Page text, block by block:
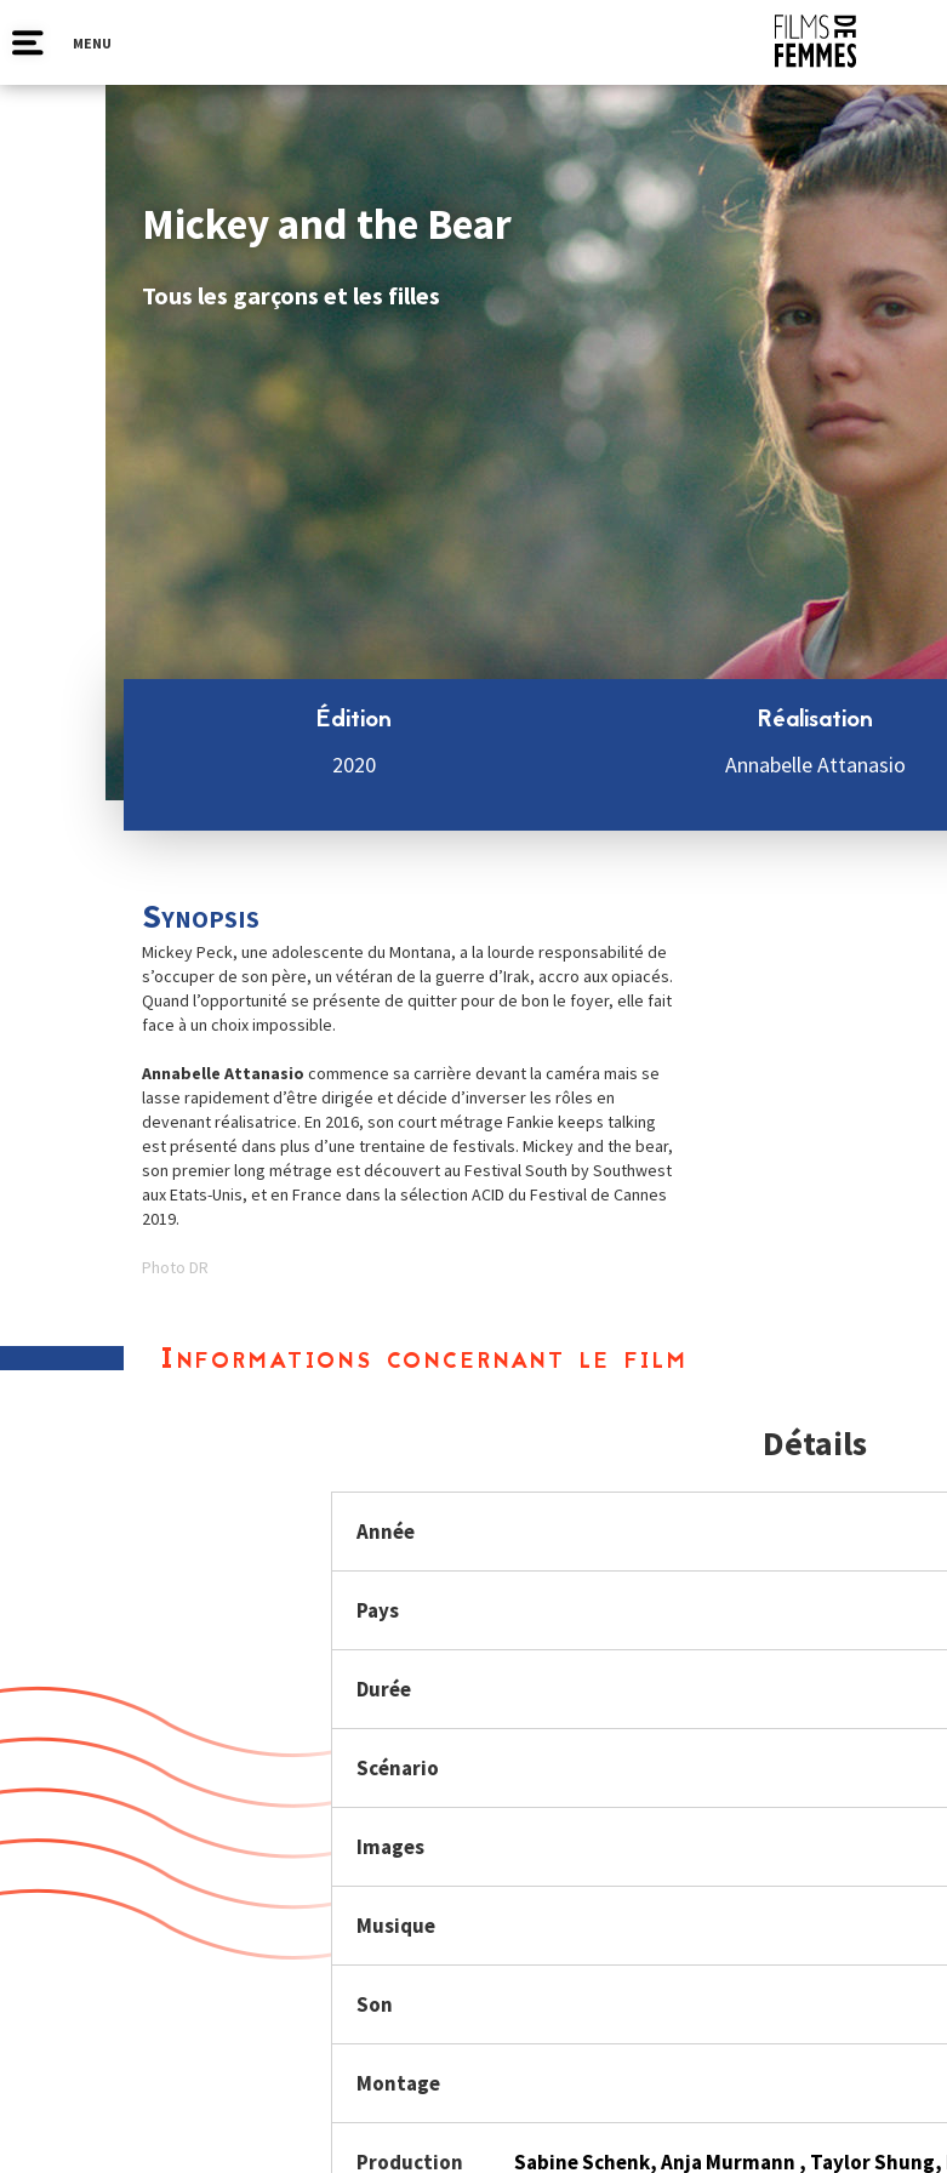
MENU
Mickey and the Bear
Tous les garçons et les filles
Édition
2020
Réalisation
Annabelle Attanasio
Synopsis
Mickey Peck, une adolescente du Montana, a la lourde responsabilité de
s’occuper de son père, un vétéran de la guerre d’Irak, accro aux opiacés.
Quand l’opportunité se présente de quitter pour de bon le foyer, elle fait
face à un choix impossible.
Annabelle Attanasio commence sa carrière devant la caméra mais se
lasse rapidement d’être dirigée et décide d’inverser les rôles en
devenant réalisatrice. En 2016, son court métrage Fankie keeps talking
est présenté dans plus d’une trentaine de festivals. Mickey and the bear,
son premier long métrage est découvert au Festival South by Southwest
aux Etats-Unis, et en France dans la sélection ACID du Festival de Cannes
2019.
Photo DR
Informations concernant le film
Détails
Année
Pays
Durée
Scénario
Images
Musique
Son
Montage
Production Sabine Schenk, Anja Murmann , Taylor